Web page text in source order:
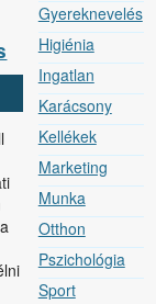
Gyereknevelés
Higiénia
Ingatlan
Karácsony
Kellékek
Marketing
Munka
Otthon
Pszichológia
Sport